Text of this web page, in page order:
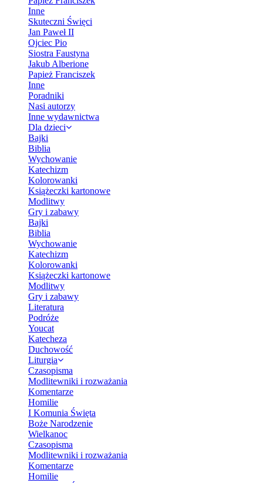
Inne
Skuteczni Święci
Jan Paweł II
Ojciec Pio
Siostra Faustyna
Jakub Alberione
Papież Franciszek
Inne
Poradniki
Nasi autorzy
Inne wydawnictwa
Dla dzieci
Bajki
Biblia
Wychowanie
Katechizm
Kolorowanki
Książeczki kartonowe
Modlitwy
Gry i zabawy
Bajki
Biblia
Wychowanie
Katechizm
Kolorowanki
Książeczki kartonowe
Modlitwy
Gry i zabawy
Literatura
Podróże
Youcat
Katecheza
Duchowość
Liturgia
Czasopisma
Modlitewniki i rozważania
Komentarze
Homilie
I Komunia Święta
Boże Narodzenie
Wielkanoc
Czasopisma
Modlitewniki i rozważania
Komentarze
Homilie